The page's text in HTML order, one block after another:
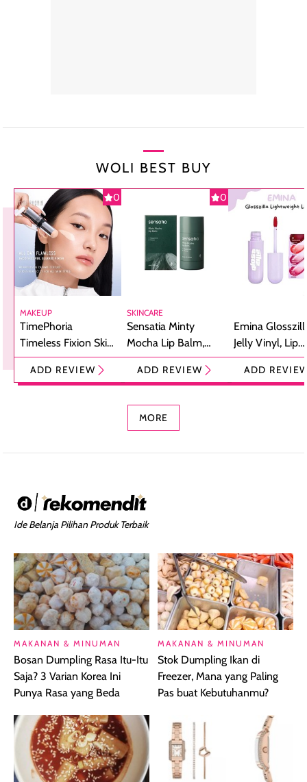
WOLI BEST BUY
0
MAKEUP
TimePhoria
Timeless Fixion Skin
Tint Stick,
Foundation dan
ADD REVIEW
0
SKINCARE
Sensatia Minty
Mocha Lip Balm,
Pelembap Bibir
dengan Aroma
ADD REVIEW
Emina
Jelly Vinyl, Lip
Cream Glossy
Ringan
ADD
MORE
Ide Belanja Pilihan Produk Terbaik
MAKANAN & MINUMAN
Bosan Dumpling Rasa Itu-Itu
Saja? 3 Varian Korea Ini
Punya Rasa yang Beda
MAKANAN & MINUMAN
Stok Dumpling Ikan di
Freezer, Mana yang Paling
Pas buat Kebutuhanmu?